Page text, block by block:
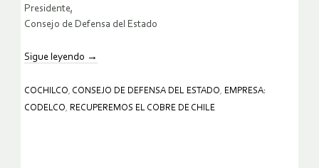
Presidente,
Consejo de Defensa del Estado
Sigue leyendo →
COCHILCO, CONSEJO DE DEFENSA DEL ESTADO, EMPRESA:
CODELCO, RECUPEREMOS EL COBRE DE CHILE